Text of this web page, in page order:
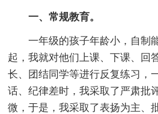
一、常规教育。
一年级的孩子年龄小，自制
起，我就对他们上课、下课、回
长、团结同学等进行反复练习，
话、纪律差时，我采取了严肃批
微，于是，我采取了表扬为主、